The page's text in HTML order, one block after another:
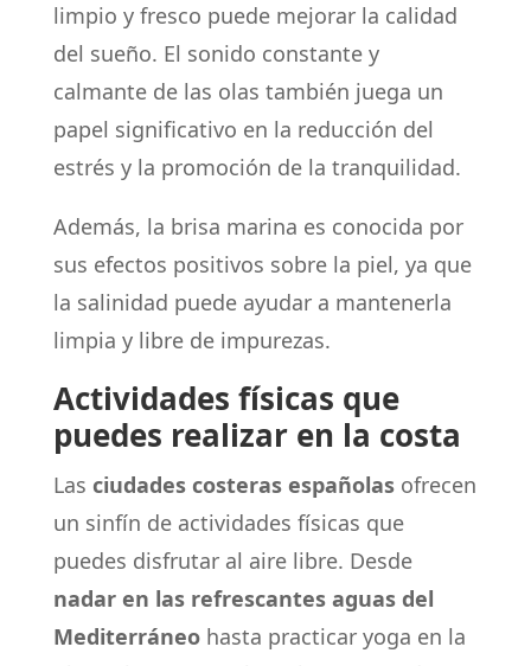
limpio y fresco puede mejorar la calidad
del sueño. El sonido constante y
calmante de las olas también juega un
papel significativo en la reducción del
estrés y la promoción de la tranquilidad.
Además, la brisa marina es conocida por
sus efectos positivos sobre la piel, ya que
la salinidad puede ayudar a mantenerla
limpia y libre de impurezas.
Actividades físicas que
puedes realizar en la costa
Las ciudades costeras españolasofrecen
un sinfín de actividades físicas que
puedes disfrutar al aire libre. Desde
nadar en las refrescantes aguas del
Mediterráneohasta practicar yoga en la